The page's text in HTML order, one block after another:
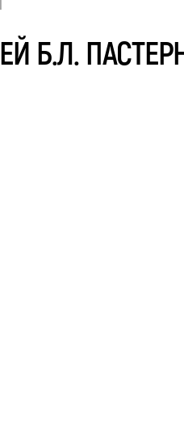
Б.Л.